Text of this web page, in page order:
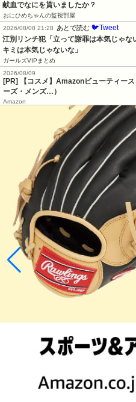
献血でなにを貰いましたか？
おにひめちゃんの監視部屋
2026/08/08 21:28
あとで読む 🐦Tweet
江別リンチ犯「立って謝罪は本気じゃ
キミは本気じゃないな」
ガールズVIPまとめ
2026/08/09
[PR] 【コスメ】Amazonビューティー
ーズ・メンズ…）
Amazon